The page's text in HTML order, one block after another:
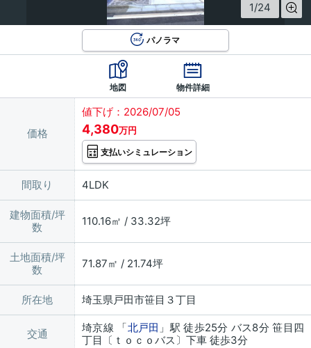
1/24
パノラマ
地図 物件詳細
価格
値下げ：2026/07/05
4,380万円
支払いシミュレーション
間取り 4LDK
建物面積/坪
数
110.16㎡ / 33.32坪
土地面積/坪
数
71.87㎡ / 21.74坪
所在地 埼玉県戸田市笹目３丁目
交通 埼京線 「北戸田 」駅 徒歩25分 バス8分 笹目四
丁目〔ｔｏｃｏバス〕下車 徒歩3分